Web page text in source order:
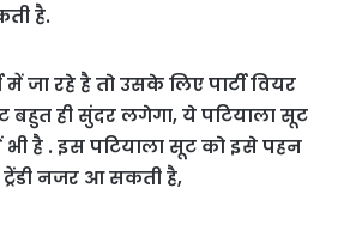
है.
जा रहे है तो उसके लिए पार्टी वियर
बहुत ही सुंदर लगेगा, ये पटियाला सूट
है . इस पटियाला सूट को इसे पहन
नजर आ सकती है,